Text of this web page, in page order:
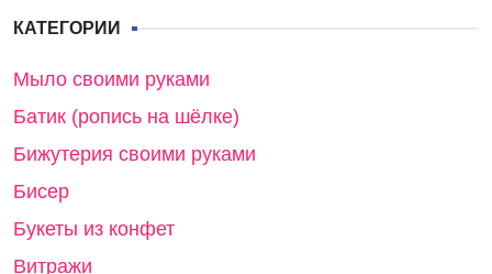
КАТЕГОРИИ
Мыло своими руками
Батик (ропись на шёлке)
Бижутерия своими руками
Бисер
Букеты из конфет
Витражи